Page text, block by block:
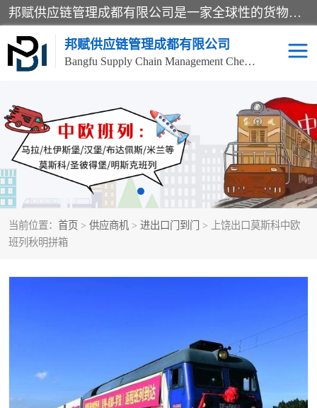
邦赋供应链管理成都有限公司是一家全球性的货物运输代理公司，主要从事：波兰中欧班列、德国中欧班列、出口莫斯科班列、中欧班列进口、蓉欧铁路、成都出口空运等业务，同时亦提供报关、报检、仓储、码头操作等服务。
邦赋供应链管理成都有限公司
Bangfu Supply Chain Management Chengdu Co.,LTD
当前位置： 首页 > 供应商机 > 进出口门到门
> 上饶出口莫斯科中欧
班列秋明拼箱
进出口门到门 成都中欧班列
国际汽运 国际空运
食品进口物流清关 南美海运
蓉欧班列进口机械设备 马来西亚物流
东南亚铁路 铁路出口拼箱/整柜